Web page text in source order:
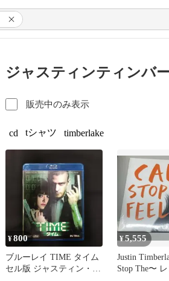
ジャスティンティンバ
販売中のみ表示
cd tシャツ timberlake
¥800
ブルーレイ TIME タイム
セル版 ジャスティン・テ
¥5,555
Justin
Stop The〜